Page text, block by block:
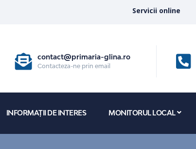
Servicii online
contact@primaria-glina.ro
Contacteza-ne prin email
INFORMAȚII DE INTERES MONITORUL LOCAL